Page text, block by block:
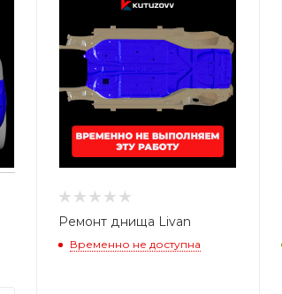
Ремонт днища Livan
Временно не доступна